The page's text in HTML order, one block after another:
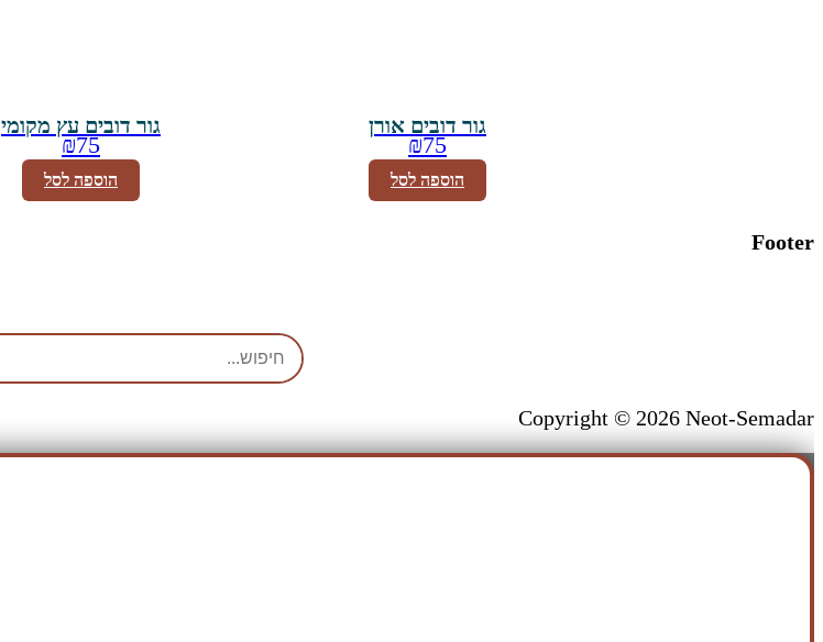
גור דובים אורן
₪75
הוספה לסל
גור דובים עץ מקומי
₪75
הוספה לסל
Footer
Copyright © 2026 Neot-Semadar